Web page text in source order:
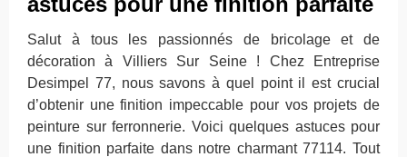
Salut à tous les passionnés de bricolage et de
décoration à Villiers Sur Seine ! Chez Entreprise
Desimpel 77, nous savons à quel point il est crucial
d’obtenir une finition impeccable pour vos projets de
peinture sur ferronnerie. Voici quelques astuces pour
une finition parfaite dans notre charmant 77114. Tout